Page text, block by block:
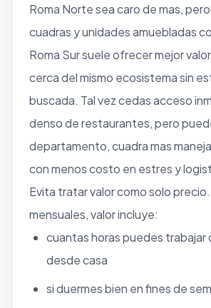
Roma Norte sea caro de mas,
cuadras y unidades amuebladas
Roma Sur suele ofrecer mejor
cerca del mismo ecosistema sin
buscada. Tal vez cedas acceso
denso de restaurantes, pero
departamento, cuadra mas
con menos costo en estres y
Evita tratar valor como solo
mensuales, valor incluye:
cuantas horas puedes
desde casa
si duermes bien en fines de